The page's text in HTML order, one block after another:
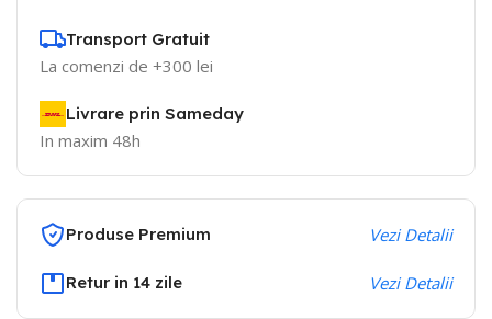
Transport Gratuit
La comenzi de +300 lei
Livrare prin Sameday
In maxim 48h
Produse Premium Vezi Detalii
Retur in 14 zile Vezi Detalii